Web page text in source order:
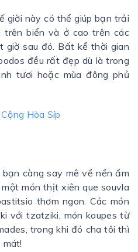
giời này có thể giúp bạn trải
trên biển và ở cao trên các
giờ sau đó. Bất kể thời gian
đều rất đẹp dù là trong
tươi hoặc mùa đông phủ
Hòa Síp
càng say mê về nền ẩm
món thịt xiên que souvla
thơm ngon. Các món
với tzatziki, món koupes từ
trong khi đó cha tôi thì
mát!